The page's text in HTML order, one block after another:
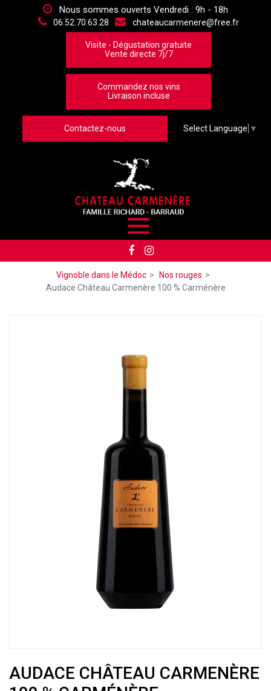
Nous sommes ouverts Vendredi : 9h - 18h
06.52.70.63.28 chateaucarmenere@free.fr
Visite - Dégustation gratuite
Vente directe 7j/7
Commandez nos vins
Livraison incluse
Contactez-nous Select Language ▼
Vignoble dans le Médoc
Nos rouges
Audace Château Carmenère 100 % Carménère
AUDACE CHÂTEAU CARMENÈRE
Panneau de gestion des cookies